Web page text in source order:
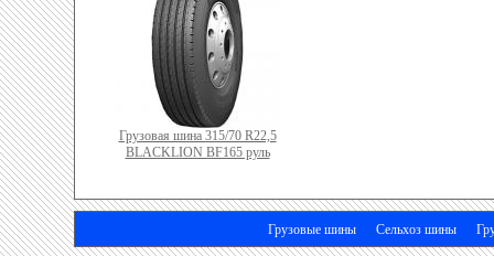
Грузовая шина 315/70 R22,5
BLACKLION BF165 руль
Грузовые шины Сельхоз шины